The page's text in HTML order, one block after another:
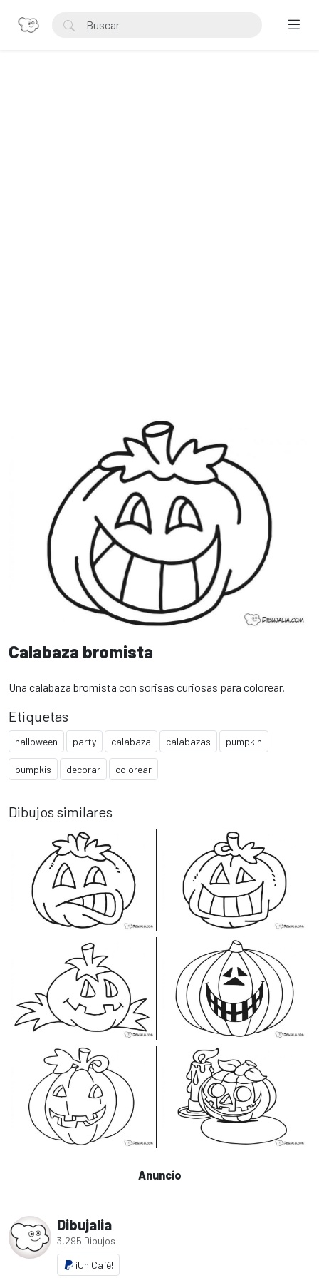
Calabaza bromista
Una calabaza bromista con sorisas curiosas para colorear.
Etiquetas
halloween party calabaza calabazas pumpkin
pumpkis decorar colorear
Dibujos similares
Anuncio
Dibujalia
3,295 Dibujos
¡Un Café!